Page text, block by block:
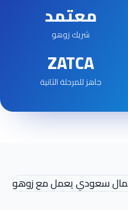
معتمد
شريك زوهو
ZATCA
جاهز للمرحلة الثانية